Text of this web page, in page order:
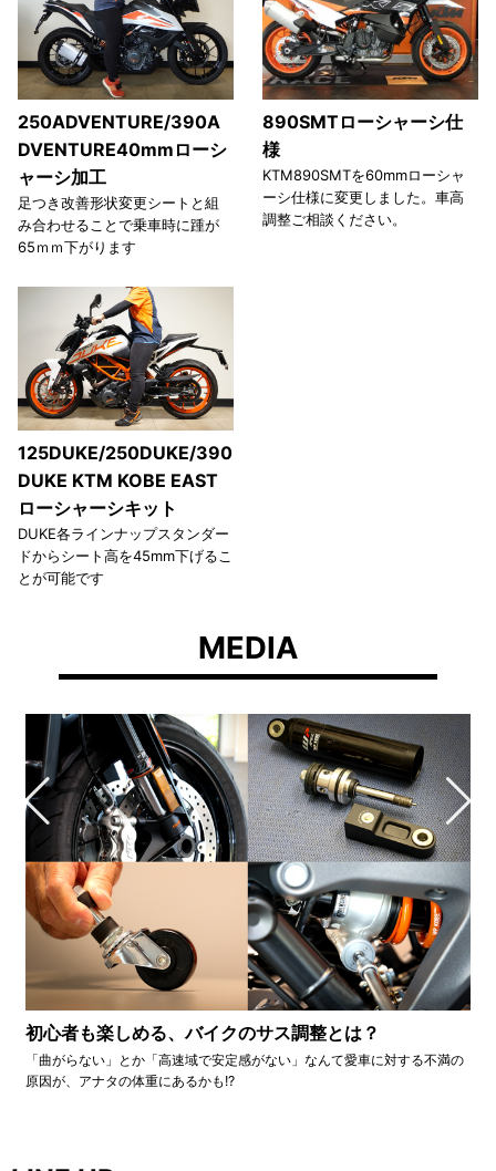
250ADVENTURE/390A
DVENTURE40mmローシ
ャーシ加工
足つき改善形状変更シートと組
み合わせることで乗車時に踵が
65ｍｍ下がります
890SMTローシャーシ仕
様
KTM890SMTを60mmローシャ
ーシ仕様に変更しました。車高
調整ご相談ください。
125DUKE/250DUKE/390
DUKE KTM KOBE EAST
ローシャーシキット
DUKE各ラインナップスタンダー
ドからシート高を45mm下げるこ
とが可能です
MEDIA
初心者も楽しめる、バイクのサス調整とは？
「曲がらない」とか「高速域で安定感がない」なんて愛車に対する不満の
原因が、アナタの体重にあるかも!?